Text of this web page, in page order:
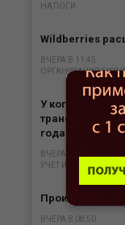
НАЛОГИ
Wildberries
ВЧЕРА В 11:45
ОРГАНИЗАЦИЯ
У кого
транспортные
года
ВЧЕРА В 10:44
УЧЕТ И ОТЧЕТНОСТЬ
ВЧЕРА В 08:50